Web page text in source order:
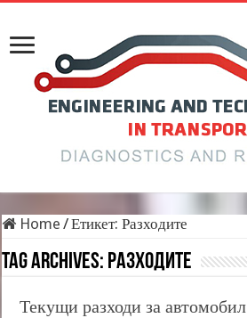
Home /Етикет:Разходите
Tag Archives: Разходите
Текущи разходи за автомобил